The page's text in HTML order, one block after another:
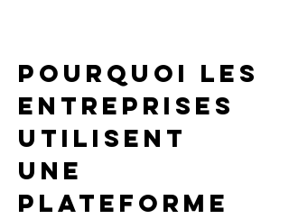
Pourquoi les
entreprises
utilisent
une
plateforme